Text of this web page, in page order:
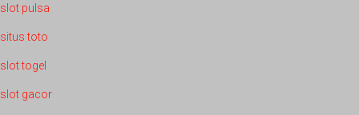
slot pulsa
situs toto
slot togel
slot gacor